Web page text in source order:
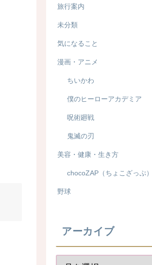
旅行案内
未分類
気になること
漫画・アニメ
ちいかわ
僕のヒーローアカデミア
呪術廻戦
鬼滅の刃
美容・健康・生き方
chocoZAP（ちょこざっぷ
野球
アーカイブ